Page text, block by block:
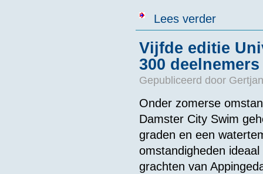
Lees verderover Swim to
Vijfde editie
300
Gepubliceerd door
Onder zomerse
Damster City Swim
graden en een
omstandigheden
grachten van